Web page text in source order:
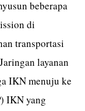
beberapa
di
transportasi
layanan
IKN menuju ke
IKN yang